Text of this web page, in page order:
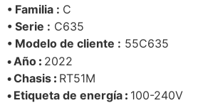
• Familia : C
• Serie : C635
• Modelo de cliente : 55C635
•Año : 2022
•Chasis : RT51M
• Etiqueta de energía : 100-240V